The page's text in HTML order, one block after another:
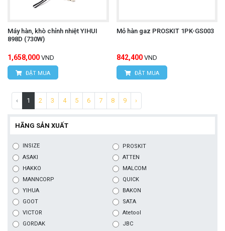
Máy hàn, khò chỉnh nhiệt YIHUI
898D (730W)
1,658,000 VND
ĐẶT MUA
Mỏ hàn gaz PROSKIT 1PK-GS003
842,400 VND
ĐẶT MUA
‹ 1 2 3 4 5 6 7 8 9 ›
HÃNG SẢN XUẤT
INSIZE
PROSKIT
ASAKI
ATTEN
HAKKO
MALCOM
MANNCORP
QUICK
YIHUA
BAKON
GOOT
SATA
VICTOR
Atetool
GORDAK
JBC